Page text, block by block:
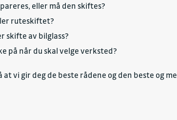
eller må den skiftes?
ruteskiftet?
skifte av bilglass?
på når du skal velge verksted?
at vi gir deg de beste rådene og den beste og